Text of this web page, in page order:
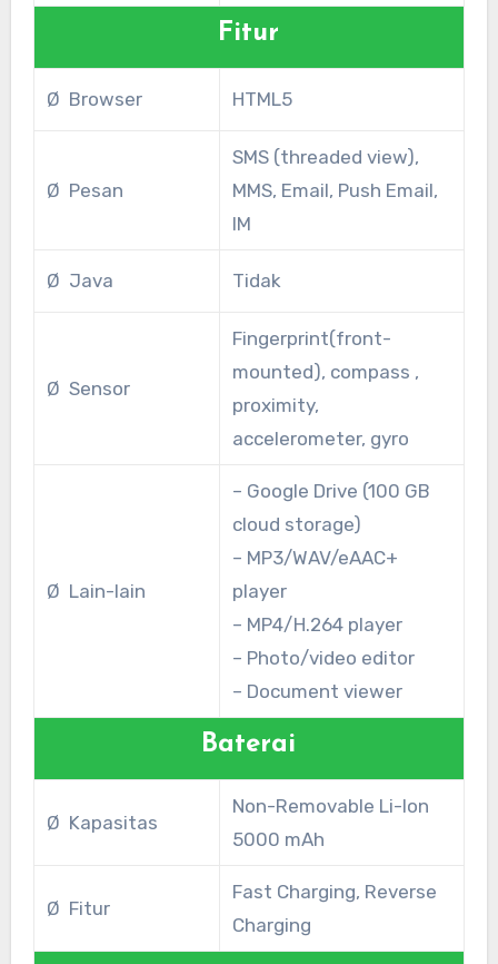
Fitur
Ø Browser HTML5
Ø Pesan
SMS (threaded view),
MMS, Email, Push Email,
IM
Ø Java Tidak
Ø Sensor
Fingerprint(front-
mounted), compass ,
proximity,
accelerometer, gyro
Ø Lain-lain
– Google Drive (100 GB
cloud storage)
– MP3/WAV/eAAC+
player
– MP4/H.264 player
– Photo/video editor
– Document viewer
Baterai
Ø Kapasitas
Non-Removable Li-Ion
5000 mAh
Ø Fitur
Fast Charging, Reverse
Charging